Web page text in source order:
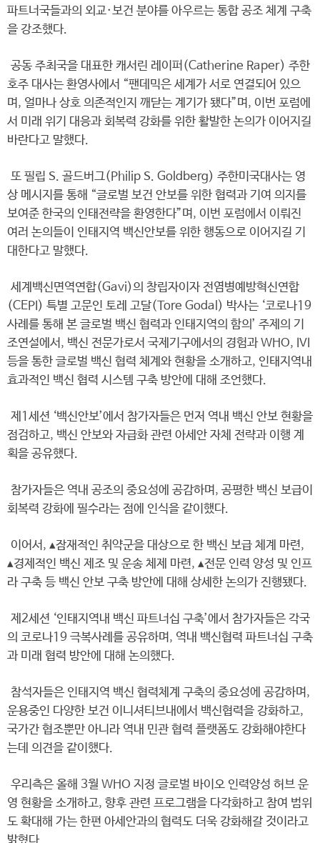
파트너국들과의 외교·보건 분야를 아우르는 통합 공조 체계 구축
을 강조했다.
공동 주최국을 대표한 캐서린 레이퍼(Catherine Raper) 주한
호주 대사는 환영사에서 “팬데믹은 세계가 서로 연결되어 있으
며, 얼마나 상호 의존적인지 깨닫는 계기가 됐다”며, 이번 포럼에
서 미래 위기 대응과 회복력 강화를 위한 활발한 논의가 이어지길
바란다고 말했다.
또 필립 S. 골드버그(Philip S. Goldberg) 주한미국대사는 영
상 메시지를 통해 “글로벌 보건 안보를 위한 협력과 기여 의지를
보여준 한국의 인태전략을 환영한다”며, 이번 포럼에서 이뤄진
여러 논의들이 인태지역 백신안보를 위한 행동으로 이어지길 기
대한다고 말했다.
세계백신면역연합(Gavi)의 창립자이자 전염병예방혁신연합
(CEPI) 특별 고문인 토레 고달(Tore Godal) 박사는 ‘코로나19
사례를 통해 본 글로벌 백신 협력과 인태지역의 함의’ 주제의 기
조연설에서, 백신 전문가로서 국제기구에서의 경험과 WHO, IVI
등을 통한 글로벌 백신 협력 체계와 현황을 소개하고, 인태지역내
효과적인 백신 협력 시스템 구축 방안에 대해 조언했다.
제1세션 ‘백신안보’에서 참가자들은 먼저 역내 백신 안보 현황을
점검하고, 백신 안보와 자급화 관련 아세안 자체 전략과 이행 계
획을 공유했다.
참가자들은 역내 공조의 중요성에 공감하며, 공평한 백신 보급이
회복력 강화에 필수라는 점에 인식을 같이했다.
이어서, ▴잠재적인 취약군을 대상으로 한 백신 보급 체계 마련,
▴경제적인 백신 제조 및 운송 체제 마련, ▴전문 인력 양성 및 인프
라 구축 등 백신 안보 구축 방안에 대해 상세한 논의가 진행됐다.
제2세션 ‘인태지역내 백신 파트너십 구축’에서 참가자들은 각국
의 코로나19 극복사례를 공유하며, 역내 백신협력 파트너십 구축
과 미래 협력 방안에 대해 논의했다.
참석자들은 인태지역 백신 협력체계 구축의 중요성에 공감하며,
운용중인 다양한 보건 이니셔티브내에서 백신협력을 강화하고,
국가간 협조뿐만 아니라 역내 민관 협력 플랫폼도 강화해야한다
는데 의견을 같이했다.
우리측은 올해 3월 WHO 지정 글로벌 바이오 인력양성 허브 운
영 현황을 소개하고, 향후 관련 프로그램을 다각화하고 참여 범위
도 확대해 가는 한편 아세안과의 협력도 더욱 강화해갈 것이라고